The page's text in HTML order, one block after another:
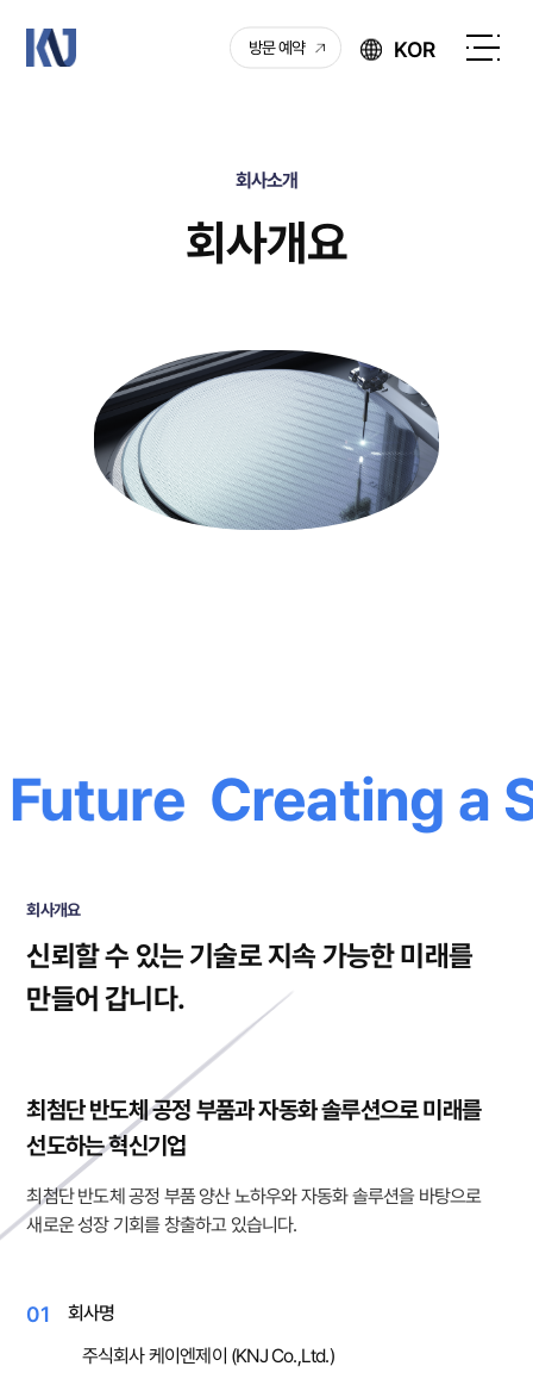
케
이
방문 예약 KOR
회사소개
회사개요
회사개요
신뢰할 수 있는 기술로지속 가능한 미래를
만들어 갑니다.
최첨단 반도체 공정 부품과 자동화 솔루션으로 미래를
선도하는 혁신기업
최첨단 반도체 공정 부품 양산 노하우와 자동화 솔루션을 바탕으로
새로운 성장 기회를 창출하고 있습니다.
01
회사명
주식회사 케이엔제이 (KNJ Co.,Ltd.)
Creating a